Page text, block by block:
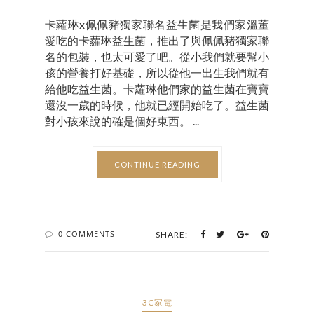
卡蘿琳x佩佩豬獨家聯名益生菌是我們家溫董
愛吃的卡蘿琳益生菌，推出了與佩佩豬獨家聯
名的包裝，也太可愛了吧。從小我們就要幫小
孩的營養打好基礎，所以從他一出生我們就有
給他吃益生菌。卡蘿琳他們家的益生菌在寶寶
還沒一歲的時候，他就已經開始吃了。益生菌
對小孩來說的確是個好東西。 ...
CONTINUE READING
0 COMMENTS SHARE:
3C家電